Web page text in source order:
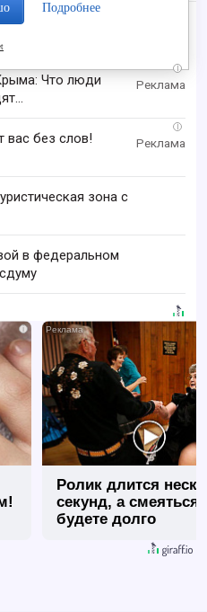
в 2026 году:
i
Что люди
i
вас без слов!
зона с
в федеральном
i
Ролик длится
секунд, а смеяться
будете долго
Подробнее